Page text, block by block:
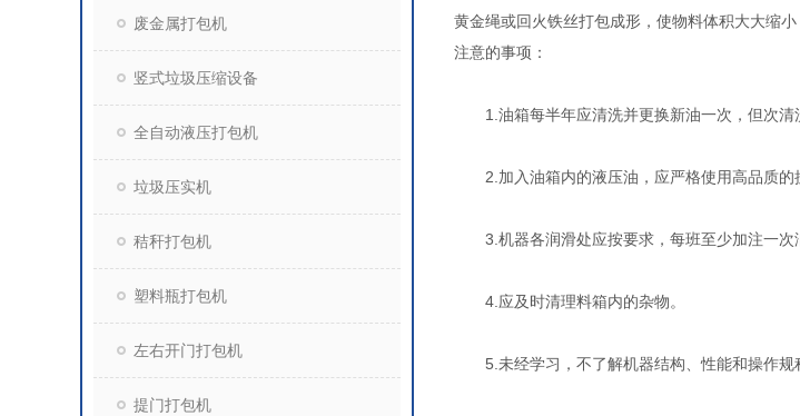
废金属打包机
竖式垃圾压缩设备
全自动液压打包机
垃圾压实机
秸秆打包机
塑料瓶打包机
左右开门打包机
提门打包机
黄金绳或回火铁丝打包成形，使物料体积大大缩
注意的事项：
1.油箱每半年应清洗并更换新油一次，但次清
2.加入油箱内的液压油，应严格使用高品质的
3.机器各润滑处应按要求，每班至少加注一次
4.应及时清理料箱内的杂物。
5.未经学习，不了解机器结构、性能和操作规